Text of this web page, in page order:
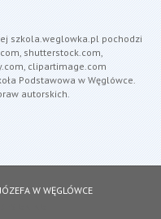
szkola.weglowka.pl pochodzi
shutterstock.com,
clipartimage.com
Podstawowa w Węglówce.
autorskich.
W WĘGLÓWCE